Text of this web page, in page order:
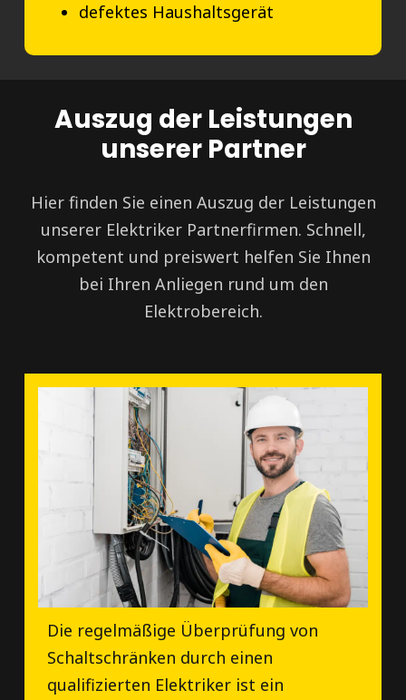
defektes Haushaltsgerät
Auszug der Leistungen
unserer Partner
Hier finden Sie einen Auszug der Leistungen
unserer Elektriker Partnerfirmen. Schnell,
kompetent und preiswert helfen Sie Ihnen
bei Ihren Anliegen rund um den
Elektrobereich.
Die regelmäßige Überprüfung von
Schaltschränken durch einen
qualifizierten Elektriker ist ein